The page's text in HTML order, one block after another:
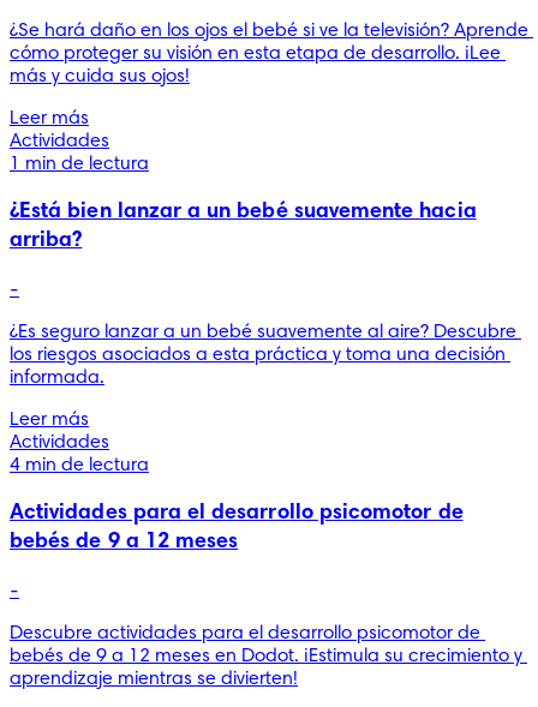
¿Se hará daño en los ojos el bebé si ve la televisión? Aprende
cómo proteger su visión en esta etapa de desarrollo. ¡Lee
más y cuida sus ojos!
Leer más
Actividades
1 min de lectura
¿Está bien lanzar a un bebé suavemente hacia
arriba?
-
¿Es seguro lanzar a un bebé suavemente al aire? Descubre
los riesgos asociados a esta práctica y toma una decisión
informada.
Leer más
Actividades
4 min de lectura
Actividades para el desarrollo psicomotor de
bebés de 9 a 12 meses
-
Descubre actividades para el desarrollo psicomotor de
bebés de 9 a 12 meses en Dodot. ¡Estimula su crecimiento y
aprendizaje mientras se divierten!